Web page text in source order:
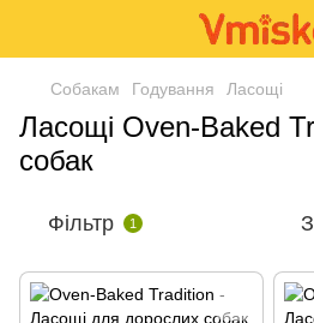
Собакам Годування Ласощі
Ласощі Oven-Baked
собак
Фільтр 1